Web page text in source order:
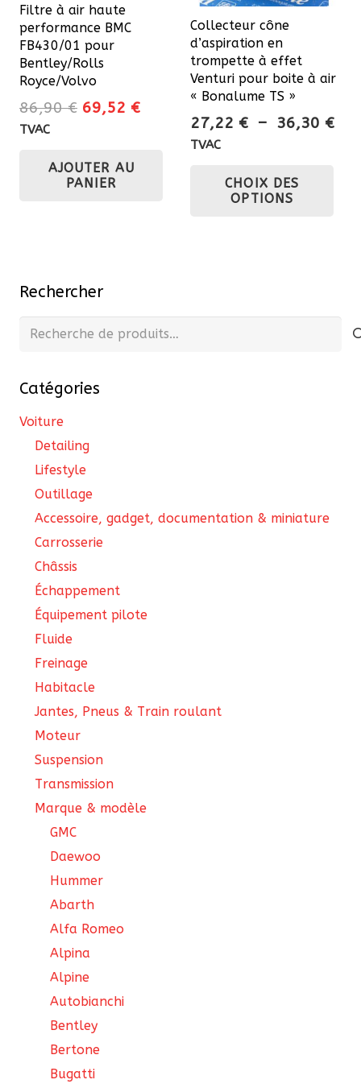
Filtre à air haute
performance BMC
FB430/01 pour
Bentley/Rolls
Royce/Volvo
86,90€ Le
était :
86,90 €.
69,52 €Le
TVAC
AJOUTER AU
PANIER
Collecteur cône
d’aspiration en
trompette à effet
Venturi pour boite à air
« Bonalume TS »
27,22 € – 36,30 €
TVAC
CHOIX DES
OPTIONS
Rechercher
Recherche
Catégories
Voiture
Detailing
Lifestyle
Outillage
Accessoire, gadget, documentation & miniature
Carrosserie
Châssis
Échappement
Équipement pilote
Fluide
Freinage
Habitacle
Jantes, Pneus & Train roulant
Moteur
Suspension
Transmission
Marque & modèle
GMC
Daewoo
Hummer
Abarth
Alfa Romeo
Alpina
Alpine
Autobianchi
Bentley
Bertone
Bugatti